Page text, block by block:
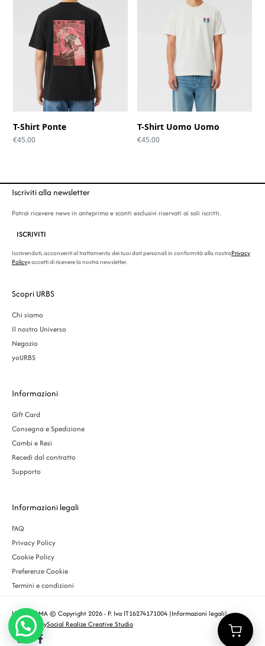
T-Shirt Ponte
€45.00
T-Shirt Uomo Uomo
€45.00
Iscriviti alla newsletter
Potrai ricevere news in anteprima e sconti esclusivi riservati ai soli iscritti.
ISCRIVITI
Iscrivendoti, acconsenti al trattamento dei tuoi dati personali in conformità alla nostraPrivacy
Policye accetti di ricevere la nostra newsletter.
Scopri URBS
Chi siamo
Il nostro Universo
Negozio
yoURBS
Informazioni
Gift Card
Consegna e Spedizione
Cambi e Resi
Recedi dal contratto
Supporto
Informazioni legali
FAQ
Privacy Policy
Cookie Policy
Preferenze Cookie
Termini e condizioni
URBS ROMA © Copyright 2026 - P. Iva IT16274171004 |Informazioni legali|
Designed bySocial Realize Creative Studio